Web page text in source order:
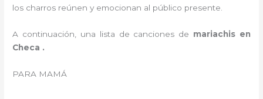
los charros reúnen y emocionan al público presente.
A continuación, una lista de canciones de mariachis en
Checa .
PARA MAMÁ